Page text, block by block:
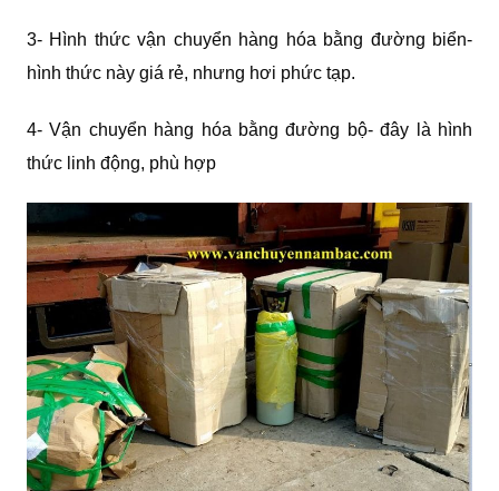
3- Hình thức vận chuyển hàng hóa bằng đường biển-
hình thức này giá rẻ, nhưng hơi phức tạp.
4- Vận chuyển hàng hóa bằng đường bộ- đây là hình
thức linh động, phù hợp